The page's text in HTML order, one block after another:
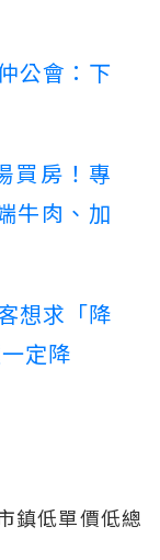
公會：下
買房！專
牛肉、加
想求「降
定降
鎮低單價低總